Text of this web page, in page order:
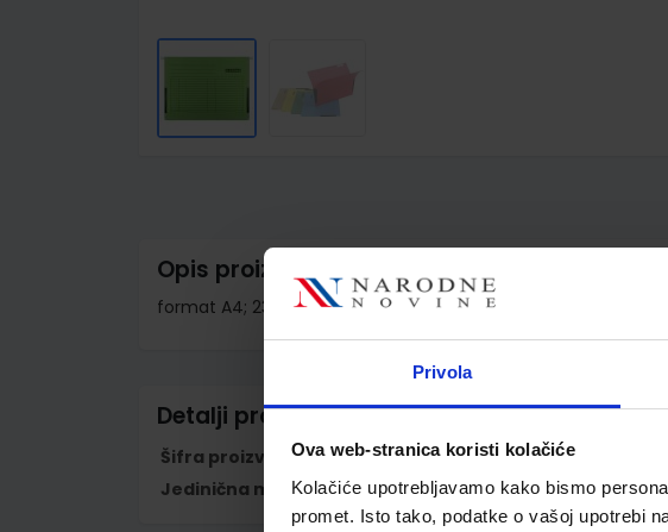
Privola
Ova web-stranica koristi kolačiće
Kolačiće upotrebljavamo kako bismo
promet. Isto tako, podatke o vašoj upotrebi
gallery
Opis proizvoda
format A4; 230 gr; metalni nosač; pomični jahači; zatvorena
Detalji proizvoda
Šifra proizvoda
971740
Jedinična mjera
kom